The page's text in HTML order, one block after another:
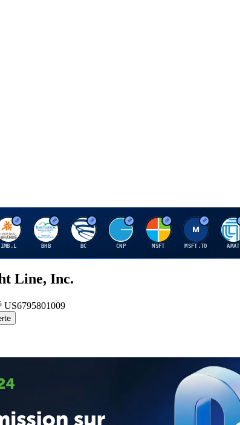
I
IMB.L
B
BHB
B
BC
C
CNP
M
MSFT
M
MSFT.TO
A
AMAT
Line, Inc.
US6795801009